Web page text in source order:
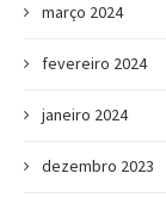
março 2024
fevereiro 2024
janeiro 2024
dezembro 2023